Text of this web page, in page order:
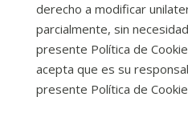
derecho a modificar
parcialmente, sin
presente Política de
acepta que es su
presente Política de